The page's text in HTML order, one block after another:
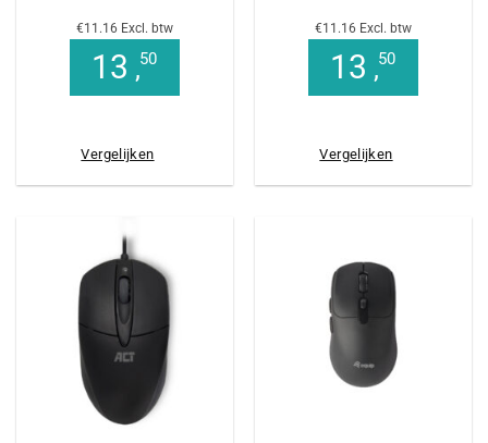
€11.16 Excl. btw
13 ,50
Vergelijken
€11.16 Excl. btw
13 ,50
Vergelijken